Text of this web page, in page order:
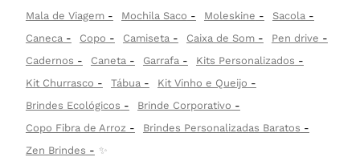
Mala de Viagem
Mochila Saco Moleskine
Sacola
Caneca
Copo Camiseta Caixa de Som
Pen drive
Cadernos
Caneta Garrafa
Kits Personalizados
Kit Churrasco
Tábua
Kit Vinho e Queijo
Brindes Ecológicos
Brinde Corporativo
Copo Fibra de Arroz
Brindes Personalizadas Baratos
Zen Brindes
✨